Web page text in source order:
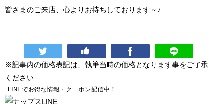
皆さまのご来店、心よりお待ちしております～♪
※記事内の価格表記は、執筆当時の価格となります事をご了承
ください
LINEでお得な情報・クーポン配信中！